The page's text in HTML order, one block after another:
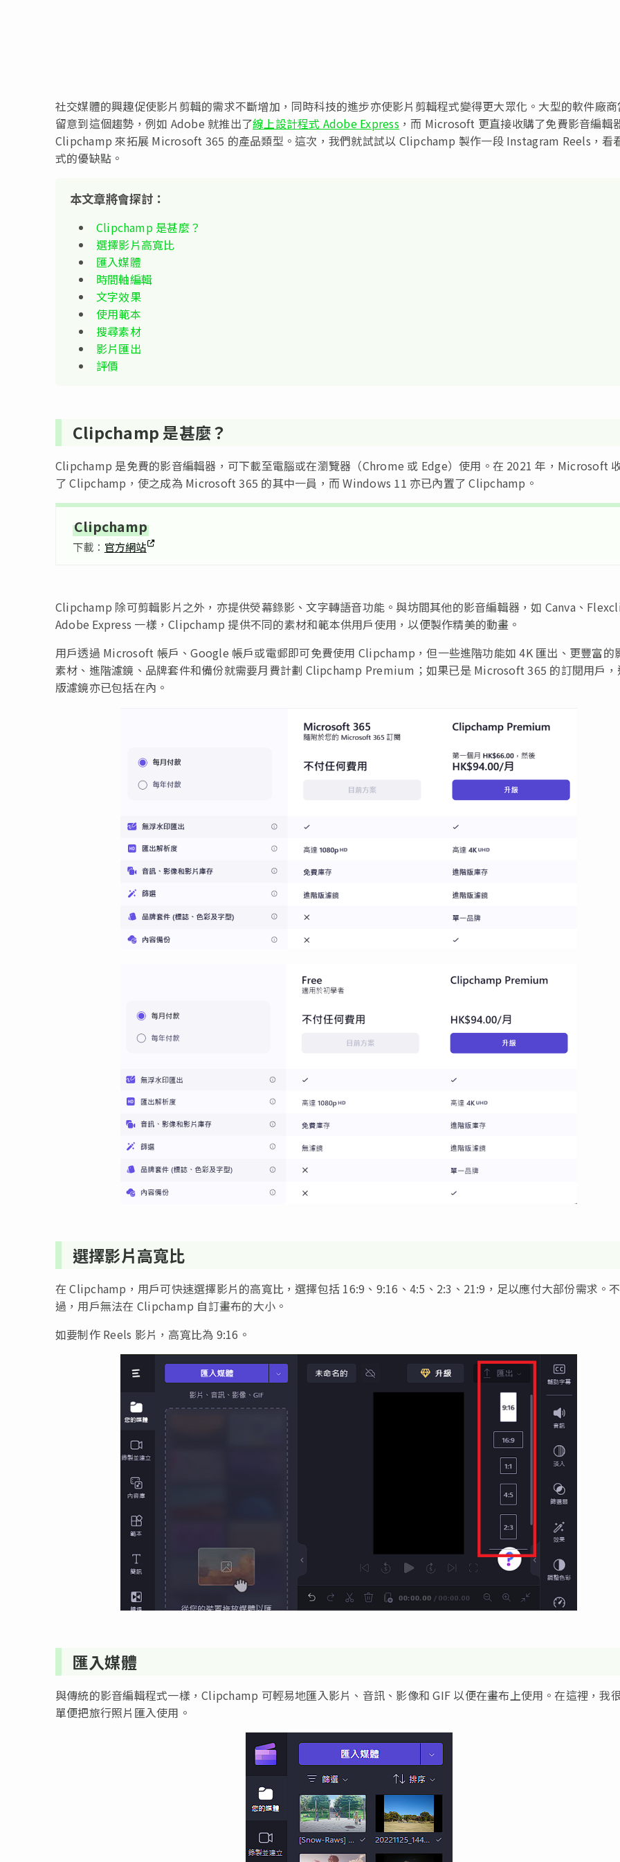
社交媒體的興趣促使影片剪輯的需求不斷增加，同時科技的進步亦使影片剪輯程式變得更大眾化。大型的軟件廠
留意到這個趨勢，例如 Adobe 就推出了線上設計程式 Adobe Express，而 Microsoft 更直接收購了免費影音編輯
Clipchamp 來拓展 Microsoft 365 的產品類型。這次，我們就試試以 Clipchamp 製作一段 Instagram Reels，看
式的優缺點。
本文章將會探討：
Clipchamp 是甚麼？
選擇影片高寬比
匯入媒體
時間軸編輯
文字效果
使用範本
搜尋素材
影片匯出
評價
Clipchamp 是甚麼？
Clipchamp 是免費的影音編輯器，可下載至電腦或在瀏覽器（Chrome 或 Edge）使用。在 2021 年，Microsoft
了 Clipchamp，使之成為 Microsoft 365 的其中一員，而 Windows 11 亦已內置了 Clipchamp。
Clipchamp
下載： 官方網站
Clipchamp 除可剪輯影片之外，亦提供熒幕錄影、文字轉語音功能。與坊間其他的影音編輯器，如 Canva、
Adobe Express 一樣，Clipchamp 提供不同的素材和範本供用戶使用，以便製作精美的動畫。
用戶透過 Microsoft 帳戶、Google 帳戶或電郵即可免費使用 Clipchamp，但一些進階功能如 4K 匯出、更豐富的
素材、進階濾鏡、品牌套件和備份就需要月費計劃 Clipchamp Premium；如果已是 Microsoft 365 的訂閱用戶，
版濾鏡亦已包括在內。
選擇影片高寬比
在 Clipchamp，用戶可快速選擇影片的高寬比，選擇包括 16:9、9:16、4:5、2:3、21:9，足以應付大部份需求。不
過，用戶無法在 Clipchamp 自訂畫布的大小。
如要制作 Reels 影片，高寬比為 9:16。
匯入媒體
與傳統的影音編輯程式一樣，Clipchamp 可輕易地匯入影片、音訊、影像和 GIF 以便在畫布上使用。在這裡，我
單便把旅行照片匯入使用。